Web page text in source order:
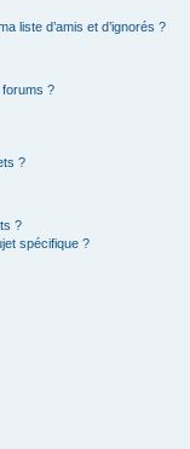
liste d’amis et d’ignorés ?
?
?
?
spécifique ?